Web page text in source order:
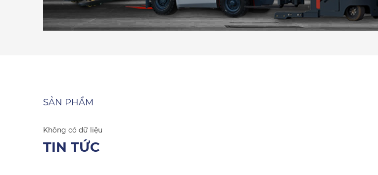
SẢN PHẨM
Không có dữ liệu
TIN TỨC